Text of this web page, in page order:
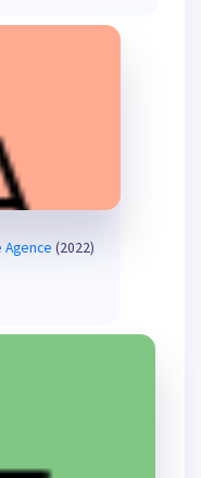
Agence (2022)